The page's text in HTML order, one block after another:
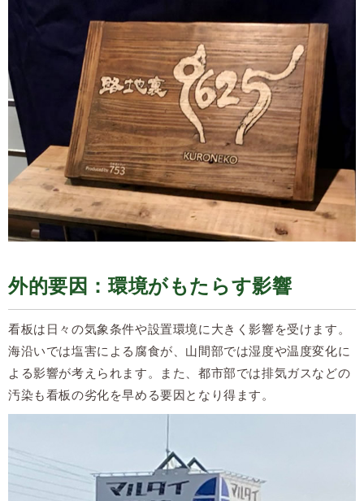
外的要因：環境がもたらす影響
看板は日々の気象条件や設置環境に大きく影響を受けます。
海沿いでは塩害による腐食が、山間部では湿度や温度変化に
よる影響が考えられます。また、都市部では排気ガスなどの
汚染も看板の劣化を早める要因となり得ます。